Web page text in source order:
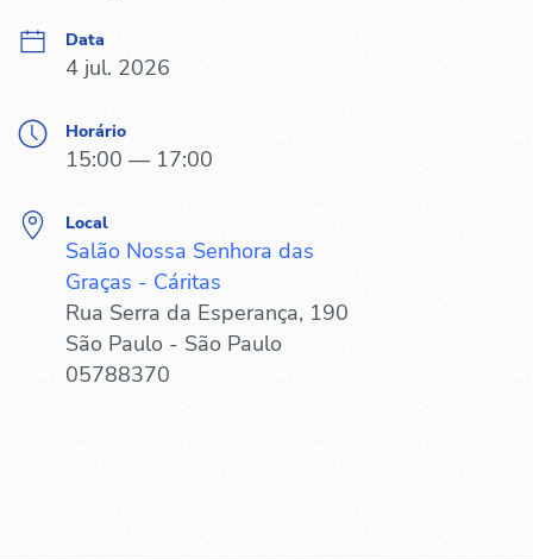
Data
4 jul. 2026
Horário
15:00 — 17:00
Local
Salão Nossa Senhora das
Graças - Cáritas
Rua Serra da Esperança, 190
São Paulo - São Paulo
05788370